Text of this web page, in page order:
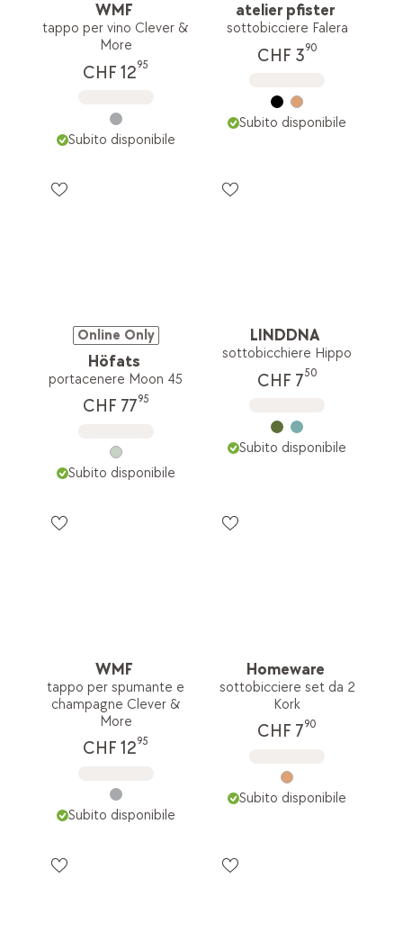
WMF
tappo per vino Clever &
More
CHF 1295
Subito disponibile
atelier pfister
sottobicciere Falera
CHF 390
Subito disponibile
Online Only
Höfats
portacenere Moon 45
CHF 7795
Subito disponibile
LINDDNA
sottobicchiere Hippo
CHF 750
Subito disponibile
WMF
tappo per spumante e
champagne Clever &
More
CHF 1295
Subito disponibile
Homeware
sottobicciere set da 2
Kork
CHF 790
Subito disponibile